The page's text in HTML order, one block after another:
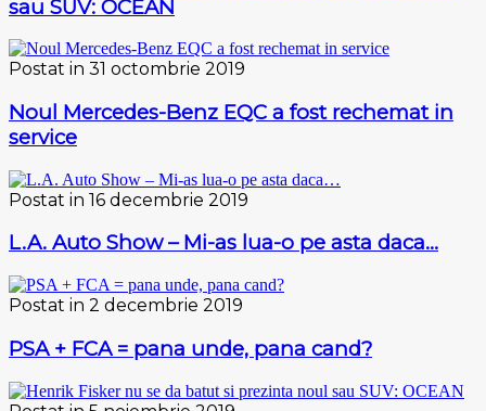
sau SUV: OCEAN
Postat in 31 octombrie 2019
Noul Mercedes-Benz EQC a fost rechemat in
service
Postat in 16 decembrie 2019
L.A. Auto Show – Mi-as lua-o pe asta daca…
Postat in 2 decembrie 2019
PSA + FCA = pana unde, pana cand?